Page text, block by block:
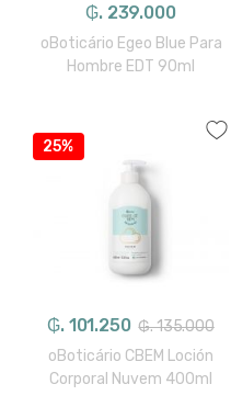
₲. 239.000
oBoticário Egeo Blue Para
Hombre EDT 90ml
25%
₲. 101.250 ₲. 135.000
oBoticário CBEM Loción
Corporal Nuvem 400ml